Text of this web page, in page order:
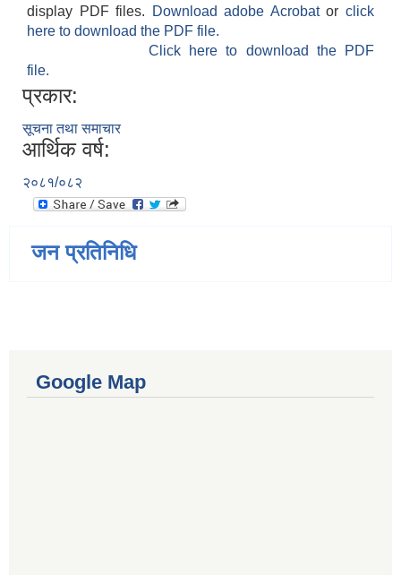
display PDF files.
Download adobe Acrobatorclick
here to download the PDF file.
Click here to download the PDF
file.
प्रकार:
सूचना तथा समाचार
आर्थिक वर्ष:
२०८१/०८२
जन प्रतिनिधि
Google Map